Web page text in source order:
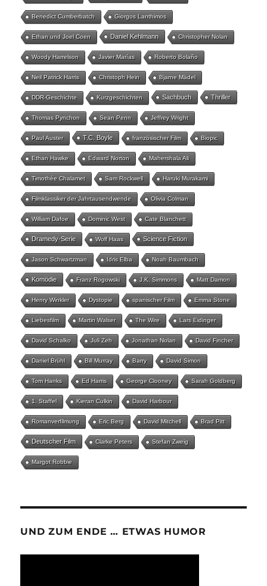
Benedict Cumberbatch Giorgos Lanthimos
Ethan und Joel Coen Daniel Kehlmann Christopher Nolan
Woody Harrelson Javier Marías Roberto Bolaño
Neil Patrick Harris Christoph Hein Bjarne Mädel
DDR-Geschichte Kurzgeschichten Sachbuch Thriller
Thomas Pynchon Sean Penn Jeffrey Wright
Paul Auster T.C. Boyle französischer Film Biopic
Ethan Hawke Edward Norton Mahershala Ali
Timothée Chalamet Sam Rockwell Haruki Murakami
Filmklassiker der Jahrtausendwende Olivia Colman
William Dafoe Dominic West Cate Blanchett
Dramedy-Serie Wolf Haas Science Fiction
Jason Schwartzman Idris Elba Noah Baumbach
Komödie Franz Rogowski J.K. Simmons Matt Damon
Henry Winkler Dystopie spanischer Film Emma Stone
Liebesfilm Martin Walser The Wire Lars Eidinger
David Schalko Juli Zeh Jonathan Nolan David Fincher
Daniel Brühl Bill Murray Barry David Simon
Tom Hanks Ed Harris George Clooney Sarah Goldberg
1. Staffel Kieran Culkin David Harbour
Romanverfilmung Eric Berg David Mitchell Brad Pitt
Deutscher Film Clarke Peters Stefan Zweig
Margot Robbie
UND ZUM ENDE … ETWAS HUMOR